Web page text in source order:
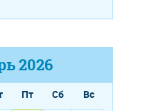
2026
Пт Сб
Вс